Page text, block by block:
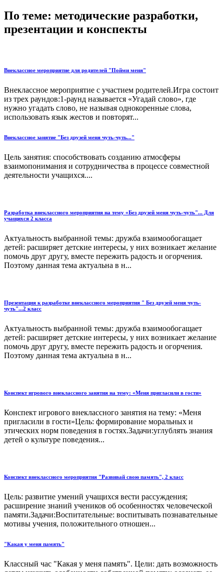
По теме: методические разработки,
презентации и конспекты
Внеклассное мероприятие для родителей "Пойми меня"
Внеклассное мероприятие с участием родителей.Игра состоит
из трех раундов:1-раунд называется «Угадай слово», где
нужно угадать слово, не называя однокоренные слова,
использовать язык жестов и повторят...
Внеклассное занятие "Без друзей меня чуть-чуть..."
Цель занятия: способствовать созданию атмосферы
взаимопонимания и сотрудничества в процессе совместной
деятельности учащихся....
Разработка внеклассного мероприятия на тему «Без друзей меня чуть-чуть"... Для
учащихся 2 класса
Актуальность выбранной темы: дружба взаимообогащает
детей: расширяет детские интересы, у них возникает желание
помочь друг другу, вместе пережить радость и огорчения.
Поэтому данная тема актуальна в н...
Презентация к разработке внеклассного мероприятия " Без друзей меня чуть-
чуть"...2 класс
Актуальность выбранной темы: дружба взаимообогащает
детей: расширяет детские интересы, у них возникает желание
помочь друг другу, вместе пережить радость и огорчения.
Поэтому данная тема актуальна в н...
Конспект игрового внеклассного занятия на тему: «Меня пригласили в гости»
Конспект игрового внеклассного занятия на тему: «Меня
пригласили в гости»Цель: формирование моральных и
этических норм поведения в гостях.Задачи:углублять знания
детей о культуре поведения...
Конспект внеклассного мероприятия "Развивай свою память", 2 класс
Цель: развитие умений учащихся вести рассуждения;
расширение знаний учеников об особенностях человеческой
памяти.Задачи:Воспитательные: воспитывать познавательные
мотивы учения, положительного отношен...
"Какая у меня память"
Классный час "Какая у меня память". Цели: дать возможность